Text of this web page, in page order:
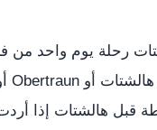
رحلة يوم واحد من
قبل هالشتات إذا أردت